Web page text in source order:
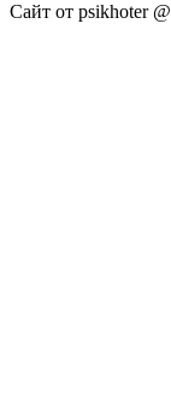
Сайт от psikhoter